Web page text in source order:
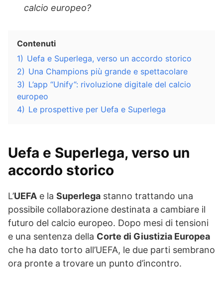
calcio europeo?
Contenuti
1) Uefa e Superlega, verso un accordo storico
2) Una Champions più grande e spettacolare
3) L’app “Unify”: rivoluzione digitale del calcio
europeo
4) Le prospettive per Uefa e Superlega
Uefa e Superlega, verso un
accordo storico
L’UEFA e la Superlega stanno trattando una
possibile collaborazione destinata a cambiare il
futuro del calcio europeo. Dopo mesi di tensioni
e una sentenza della Corte di Giustizia Europea
che ha dato torto all’UEFA, le due parti sembrano
ora pronte a trovare un punto d’incontro.